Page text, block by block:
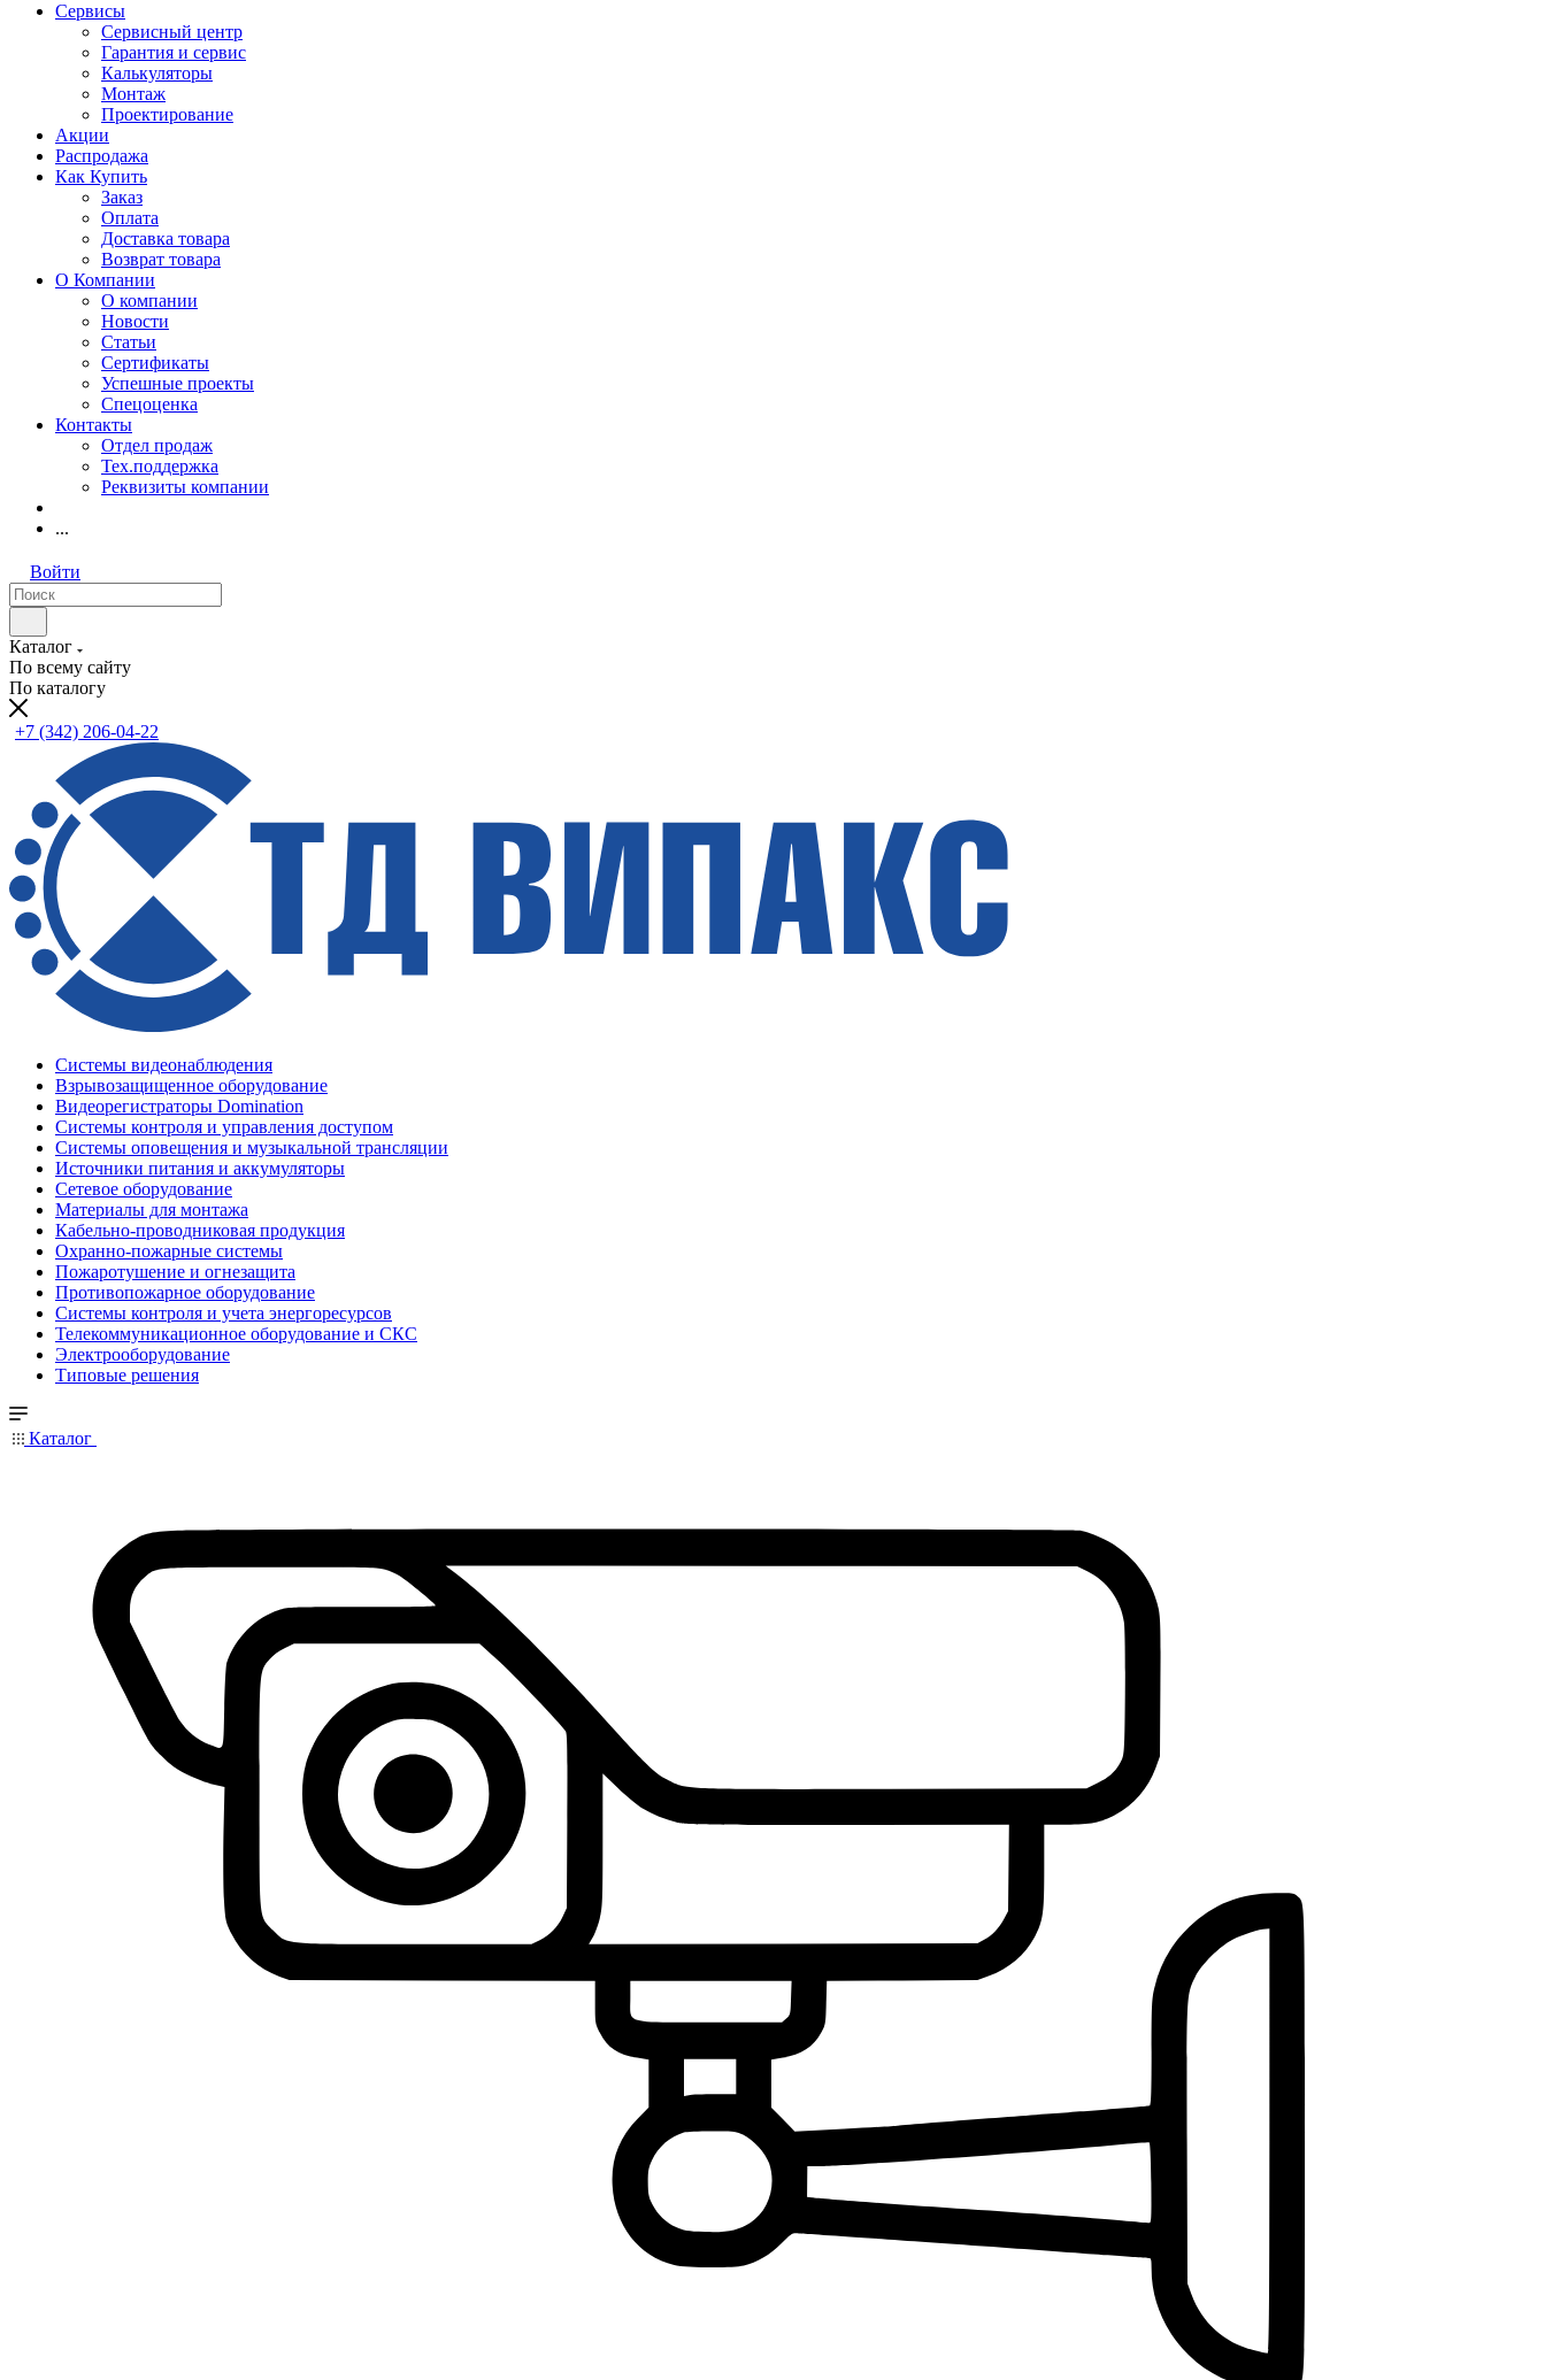
Сервисы
Сервисный центр
Гарантия и сервис
Калькуляторы
Монтаж
Проектирование
Акции
Распродажа
Как Купить
Заказ
Оплата
Доставка товара
Возврат товара
О Компании
О компании
Новости
Статьи
Сертификаты
Успешные проекты
Спецоценка
Контакты
Отдел продаж
Тех.поддержка
Реквизиты компании
...
Войти
Каталог
По всему сайту
По каталогу
+7 (342) 206-04-22
Системы видеонаблюдения
Взрывозащищенное оборудование
Видеорегистраторы Domination
Системы контроля и управления доступом
Системы оповещения и музыкальной трансляции
Источники питания и аккумуляторы
Сетевое оборудование
Материалы для монтажа
Кабельно-проводниковая продукция
Охранно-пожарные системы
Пожаротушение и огнезащита
Противопожарное оборудование
Системы контроля и учета энергоресурсов
Телекоммуникационное оборудование и СКС
Электрооборудование
Типовые решения
Каталог